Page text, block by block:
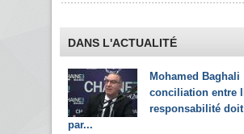
DANS L'ACTUALITÉ
Mohamed Baghali
conciliation entre
responsabilité
par...